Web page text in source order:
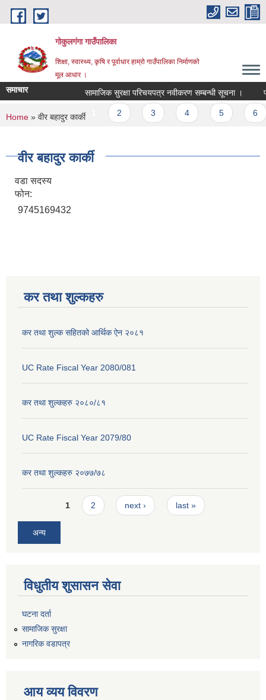
Skip to main content
गोकुलगंगा गाउँपालिका
शिक्षा, स्वास्थ्य, कृषि र पूर्वाधार हाम्रो गाउँपालिका निर्माणको
मूल आधार ।
समाचार सामाजिक सुरक्षा परिचयपत्र नवीकरण सम्बन्धी सूचना ।
Pages
1
You are here
Home » वीर बहादुर कार्की
वीर बहादुर कार्की
वडा सदस्य
फोन:
9745169432
कर तथा शुल्कहरु
कर तथा शुल्क सहितको आर्थिक ऐन २०८१
UC Rate Fiscal Year 2080/081
कर तथा शुल्कहरु २०८०/८१
UC Rate Fiscal Year 2079/80
कर तथा शुल्कहरु २०७७/७८
Pages1 2 next › last »
अन्य
विधुतीय शुसासन सेवा
घटना दर्ता
सामाजिक सुरक्षा
नागरिक वडापत्र
आय व्यय विवरण